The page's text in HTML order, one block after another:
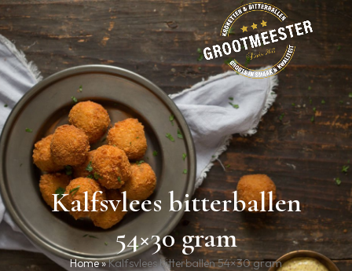
Kalfsvlees bitterballen
54×30 gram
Home»Kalfsvlees bitterballen 54×30 gram